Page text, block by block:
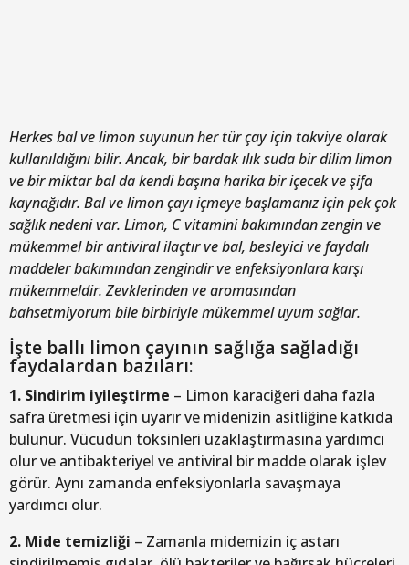
Herkes bal ve limon suyunun her tür çay için takviye olarak
kullanıldığını bilir. Ancak, bir bardak ılık suda bir dilim limon
ve bir miktar bal da kendi başına harika bir içecek ve şifa
kaynağıdır. Bal ve limon çayı içmeye başlamanız için pek çok
sağlık nedeni var. Limon, C vitamini bakımından zengin ve
mükemmel bir antiviral ilaçtır ve bal, besleyici ve faydalı
maddeler bakımından zengindir ve enfeksiyonlara karşı
mükemmeldir. Zevklerinden ve aromasından
bahsetmiyorum bile birbiriyle mükemmel uyum sağlar.
İşte ballı limon çayının sağlığa sağladığı
faydalardan bazıları:
1. Sindirim iyileştirme – Limon karaciğeri daha fazla
safra üretmesi için uyarır ve midenizin asitliğine katkıda
bulunur. Vücudun toksinleri uzaklaştırmasına yardımcı
olur ve antibakteriyel ve antiviral bir madde olarak işlev
görür. Aynı zamanda enfeksiyonlarla savaşmaya
yardımcı olur.
2. Mide temizliği – Zamanla midemizin iç astarı